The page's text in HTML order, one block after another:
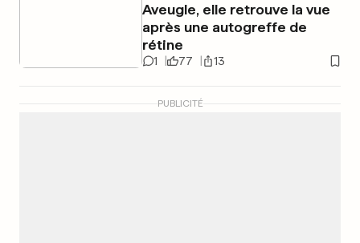
Aveugle, elle retrouve la vue
après une autogreffe de
rétine
1 77 13
PUBLICITÉ